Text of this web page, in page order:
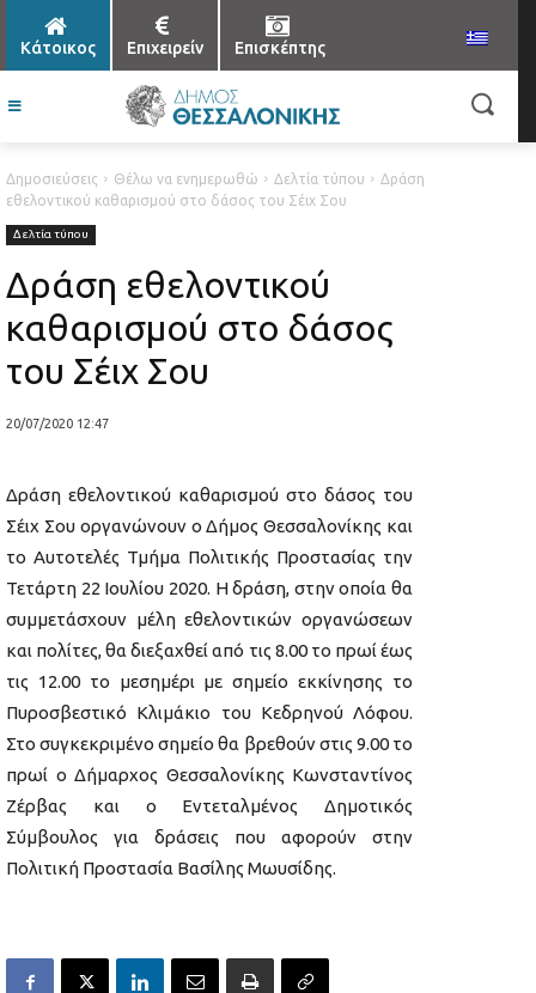
Κάτοικος Επιχειρείν Επισκέπτης
Δημοσιεύσεις Θέλω να ενημερωθώ Δελτία τύπου
Δράση
εθελοντικού καθαρισμού στο δάσος του Σέιχ Σου
Δελτία τύπου
Δράση εθελοντικού
καθαρισμού στο δάσος
του Σέιχ Σου
20/07/2020 12:47
Δράση εθελοντικού καθαρισμού στο δάσος του
Σέιχ Σου οργανώνουν ο Δήμος Θεσσαλονίκης και
το Αυτοτελές Τμήμα Πολιτικής Προστασίας την
Τετάρτη 22 Ιουλίου 2020. Η δράση, στην οποία θα
συμμετάσχουν μέλη εθελοντικών οργανώσεων
και πολίτες, θα διεξαχθεί από τις 8.00 το πρωί έως
τις 12.00 το μεσημέρι με σημείο εκκίνησης το
Πυροσβεστικό Κλιμάκιο του Κεδρηνού Λόφου.
Στο συγκεκριμένο σημείο θα βρεθούν στις 9.00 το
πρωί ο Δήμαρχος Θεσσαλονίκης Κωνσταντίνος
Ζέρβας και ο Εντεταλμένος Δημοτικός
Σύμβουλος για δράσεις που αφορούν στην
Πολιτική Προστασία Βασίλης Μωυσίδης.